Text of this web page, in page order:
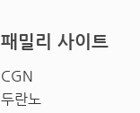
패밀리 사이트
CGN
두란노